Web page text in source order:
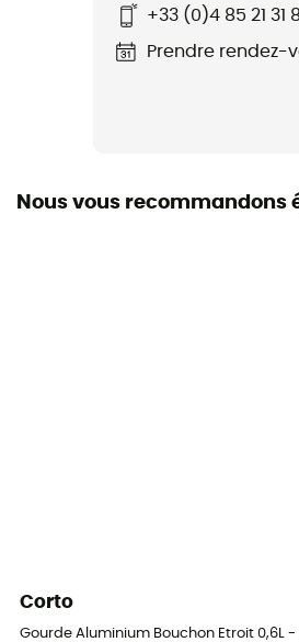
+33 (0)4 85 21 31
Prendre rendez-
Nous vous recommandons
Corto
Gourde Aluminium Bouchon Etroit 0,6L